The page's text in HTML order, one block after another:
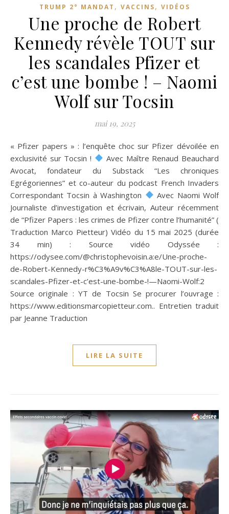
TRUMP 2° MANDAT , VACCINS, VIDÉOS
Une proche de Robert
Kennedy révèle TOUT sur
les scandales Pfizer et
c’est une bombe ! – Naomi
Wolf sur Tocsin
mai 19, 2025
« Pfizer papers » : l’enquête choc sur Pfizer dévoilée en
exclusivité sur Tocsin !
Avec Maître Renaud Beauchard
Avocat, fondateur du Substack “Les chroniques
Egrégoriennes” et co-auteur du podcast French Invaders
Correspondant Tocsin à Washington
Avec Naomi Wolf
Journaliste d’investigation et écrivain, Auteur récemment
de “Pfizer Papers : les crimes de Pfizer contre l’humanité” (
Traduction Marco Pietteur) Vidéo du 15 mai 2025 (durée
34 min) : Source vidéo Odyssée :
https://odysee.com/@christophevoisin.a:e/Une-proche-
de-Robert-Kennedy-r%C3%A9v%C3%A8le-TOUT-sur-les-
scandales-Pfizer-et-c’est-une-bombe-!—Naomi-Wolf:2
Source originale : YT de Tocsin Se procurer l’ouvrage :
https://www.editionsmarcopietteur.com.. Entretien traduit
par Jeanne Traduction
LIRE LA SUITE